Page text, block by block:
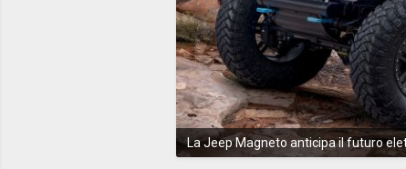
La Jeep Magneto anticipa il futuro